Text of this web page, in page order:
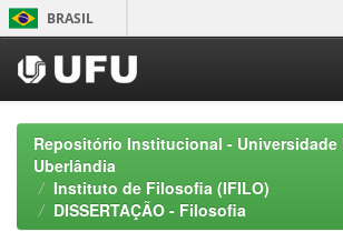
Skip
navigation
BRASIL
Acesso
Repositório Institucional - Universidade
Uberlândia
Instituto de Filosofia (IFILO)
DISSERTAÇÃO - Filosofia